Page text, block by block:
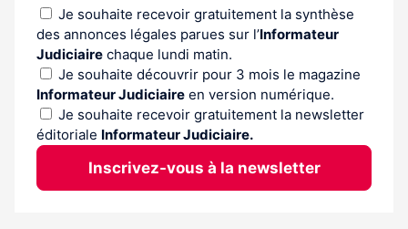
Je souhaite recevoir gratuitement la synthèse
des annonces légales parues sur l’Informateur
Judiciaire chaque lundi matin.
Je souhaite découvrir pour 3 mois le magazine
Informateur Judiciaire en version numérique.
Je souhaite recevoir gratuitement la newsletter
éditoriale Informateur Judiciaire.
Inscrivez-vous à la newsletter